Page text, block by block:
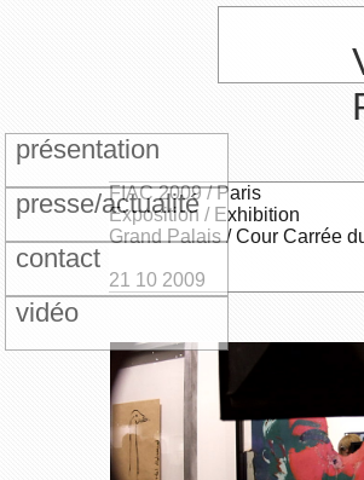
présentation
presse/actualité
contact
vidéo
FIAC 2009 / Paris
Exposition / Exhibition
Grand Palais / Cour Carrée
21 10 2009